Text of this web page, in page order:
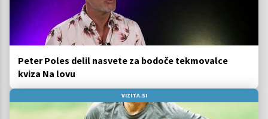
Peter Poles delil nasvete za bodoče tekmovalce
kviza Na lovu
VIZITA.SI